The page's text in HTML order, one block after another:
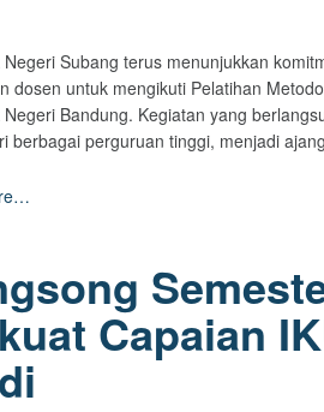
Negeri Subang terus menunjukkan
dosen untuk mengikuti Pelatihan
Negeri Bandung. Kegiatan yang
berbagai perguruan tinggi, menjadi
Capaian